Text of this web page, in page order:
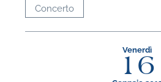
Concerto
Venerdì
16